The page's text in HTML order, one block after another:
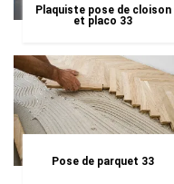
Plaquiste pose de cloison
et placo 33
Pose de parquet 33